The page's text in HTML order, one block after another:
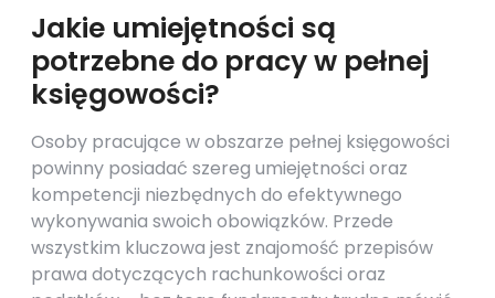
Jakie umiejętności są
potrzebne do pracy w pełnej
księgowości?
Osoby pracujące w obszarze pełnej księgowości
powinny posiadać szereg umiejętności oraz
kompetencji niezbędnych do efektywnego
wykonywania swoich obowiązków. Przede
wszystkim kluczowa jest znajomość przepisów
prawa dotyczących rachunkowości oraz